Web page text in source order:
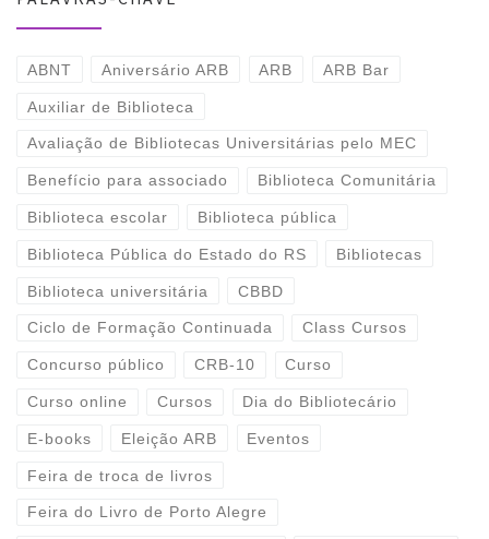
ABNT Aniversário ARB ARB ARB Bar
Auxiliar de Biblioteca
Avaliação de Bibliotecas Universitárias pelo MEC
Benefício para associado Biblioteca Comunitária
Biblioteca escolar Biblioteca pública
Biblioteca Pública do Estado do RS Bibliotecas
Biblioteca universitária CBBD
Ciclo de Formação Continuada Class Cursos
Concurso público CRB-10 Curso
Curso online Cursos Dia do Bibliotecário
E-books Eleição ARB Eventos
Feira de troca de livros
Feira do Livro de Porto Alegre